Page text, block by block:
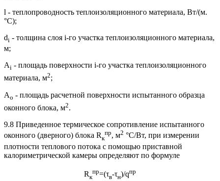
l - теплопроводность теплоизоляционного материала, Вт/(м.
°С);
di - толщина слоя i-го участка теплоизоляционного материала,
м;
Аi - площадь поверхности i-го участка теплоизоляционного
материала, м2;
Ао - площадь расчетной поверхности испытанного образца
оконного блока, м2.
9.8 Приведенное термическое сопротивление испытанного
оконного (дверного) блока Rк
пр, м2 °С/Вт, при измерении
плотности теплового потока с помощью приставной
калориметрической камеры определяют по формуле
Rк
пр=(τв-τн)/qпр